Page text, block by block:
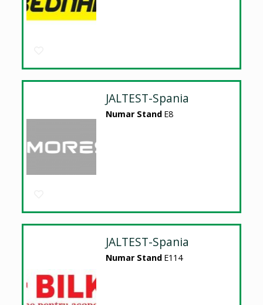
JALTEST-Spania
Numar Stand E8
JALTEST-Spania
Numar Stand E114